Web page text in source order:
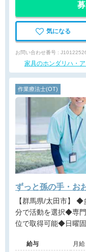
気になる
お問い合わせ番号 :
家具のホンダリハ・
作業療法士(OT)
ずっと孫の手・お
【群馬県/太田市】 ◆多様なデザインの空間設備◆その日の気
分で活動を選択◆専
位で取得可能◆日曜
給与